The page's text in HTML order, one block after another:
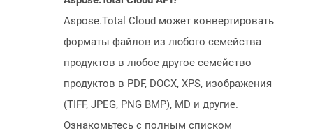
Aspose.Total Cloud может конвертировать
форматы файлов из любого семейства
продуктов в любое другое семейство
продуктов в PDF, DOCX, XPS, изображения
(TIFF, JPEG, PNG BMP), MD и другие.
Ознакомьтесь с полным списком